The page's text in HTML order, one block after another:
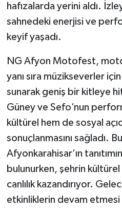
hafızalarda yerini aldı.
sahnedeki enerjisi ve
keyif yaşadı.
NG Afyon Motofest,
yanı sıra müzikseverler
sunarak geniş bir kitleye
Güney ve Sefo’nun
kültürel hem de sosyal
sonuçlanmasını sağladı.
Afyonkarahisar’ın
bulunurken, şehrin
canlılık kazandırıyor.
etkinliklerin devam